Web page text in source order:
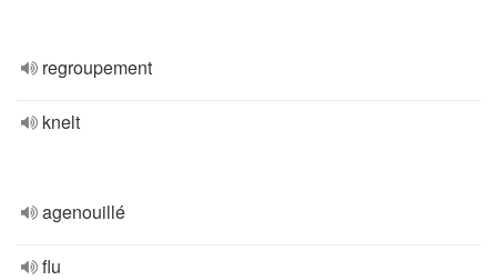
regroupement
knelt
agenouillé
flu